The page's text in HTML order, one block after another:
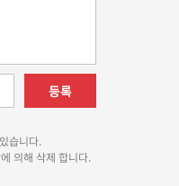
등록
습니다.
의해 삭제 합니다.